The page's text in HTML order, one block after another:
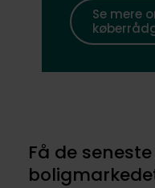
Se mere
Få de